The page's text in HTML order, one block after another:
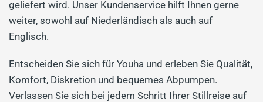
geliefert wird. Unser Kundenservice hilft Ihnen gerne
weiter, sowohl auf Niederländisch als auch auf
Englisch.
Entscheiden Sie sich für Youha und erleben Sie Qualität,
Komfort, Diskretion und bequemes Abpumpen.
Verlassen Sie sich bei jedem Schritt Ihrer Stillreise auf